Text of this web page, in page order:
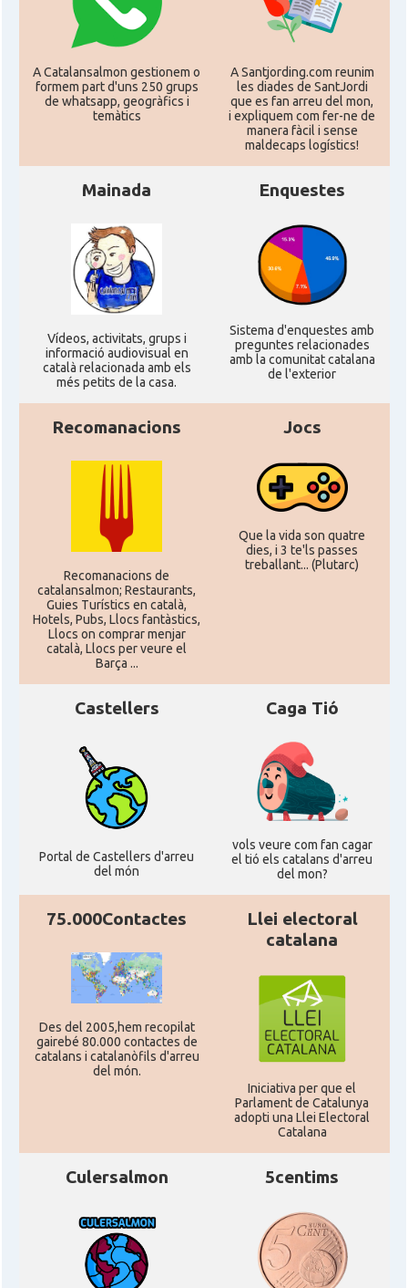
A Catalansalmon gestionem o
formem part d'uns 250 grups
de whatsapp, geogràfics i
temàtics
A Santjording.com reunim
les diades de SantJordi
que es fan arreu del mon,
i expliquem com fer-ne de
manera fàcil i sense
maldecaps logí­stics!
Mainada
Ví­deos, activitats, grups i
informació audiovisual en
català relacionada amb els
més petits de la casa.
Enquestes
Sistema d'enquestes amb
preguntes relacionades
amb la comunitat catalana
de l'exterior
Recomanacions
Recomanacions de
catalansalmon; Restaurants,
Guies Turístics en català,
Hotels, Pubs, Llocs fantàstics,
Llocs on comprar menjar
català, Llocs per veure el
Barça ...
Jocs
Que la vida son quatre
dies, i 3 te'ls passes
treballant... (Plutarc)
Castellers
Portal de Castellers d'arreu
del món
Caga Tió
vols veure com fan cagar
el tió els catalans d'arreu
del mon?
75.000Contactes
Des del 2005,hem recopilat
gairebé 80.000 contactes de
catalans i catalanòfils d'arreu
del món.
Llei electoral
catalana
Iniciativa per que el
Parlament de Catalunya
adopti una Llei Electoral
Catalana
Culersalmon 5centims